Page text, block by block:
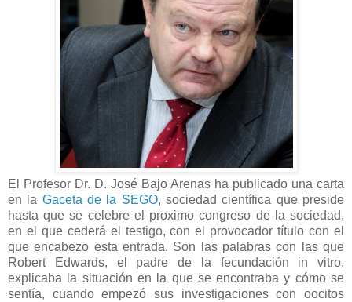
El Profesor Dr. D. José Bajo Arenas ha publicado una carta
en la Gaceta de la SEGO, sociedad científica que preside
hasta que se celebre el proximo congreso de la sociedad,
en el que cederá el testigo, con el provocador título con el
que encabezo esta entrada. Son las palabras con las que
Robert Edwards, el padre de la fecundación in vitro,
explicaba la situación en la que se encontraba y cómo se
sentía, cuando empezó sus investigaciones con oocitos